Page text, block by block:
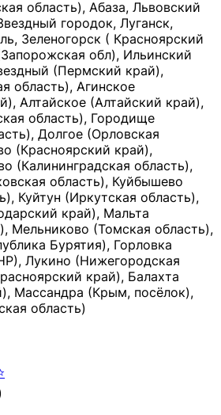
область), Абаза, Львовский
городок, Луганск,
Зеленогорск ( Красноярский
обл), Ильинский
(Пермский край),
область), Агинское
Алтайское (Алтайский край),
область), Городище
Долгое (Орловская
(Красноярский край),
(Калининградская область),
область), Куйбышево
Куйтун (Иркутская область),
край), Мальта
Мельниково (Томская область),
Бурятия), Горловка
Лукино (Нижегородская
край), Балахта
Массандра (Крым, посёлок),
область)